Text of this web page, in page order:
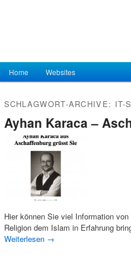
Hauptmenü
Zum Inhalt wechseln
Zum sekundären Inhalt wechseln
Home Websites
SCHLAGWORT-ARCHIVE: IT-
Ayhan Karaca –
Hier können Sie viel Information
Religion dem Islam in Erfahrung
Weiterlesen →